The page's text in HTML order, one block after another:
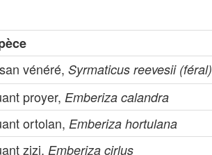
vénéré,Syrmaticus reevesii (féral)
proyer, Emberiza calandra
ortolan, Emberiza hortulana
zizi, Emberiza cirlus